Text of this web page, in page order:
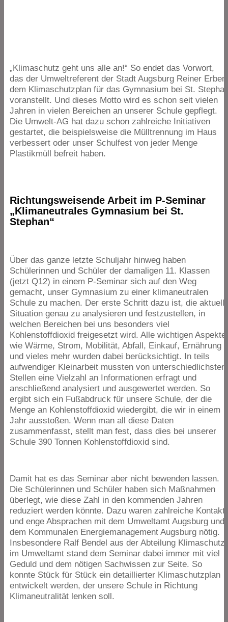
„Klimaschutz geht uns alle an!“ So endet das Vorwort,
das der Umweltreferent der Stadt Augsburg Reiner Erben
dem Klimaschutzplan für das Gymnasium bei St.
voranstellt. Und dieses Motto wird es schon seit vielen
Jahren in vielen Bereichen an unserer Schule gepflegt.
Die Umwelt-AG hat dazu schon zahlreiche Initiativen
gestartet, die beispielsweise die Mülltrennung im Haus
verbessert oder unser Schulfest von jeder Menge
Plastikmüll befreit haben.
Richtungsweisende Arbeit im P‑Seminar
„Klimaneutrales Gymnasium bei St.
Stephan“
Über das ganze letzte Schuljahr hinweg haben
Schülerinnen und Schüler der damaligen 11. Klassen
(jetztQ12) in einem P‑Seminar sich auf den Weg
gemacht, unser Gymnasium zu einer klimaneutralen
Schule zu machen. Der erste Schritt dazu ist, die
Situation genau zu analysieren und festzustellen, in
welchen Bereichen bei uns besonders viel
Kohlenstoffdioxid freigesetzt wird. Alle wichtigen Aspekte
wie Wärme, Strom, Mobilität, Abfall, Einkauf, Ernährung
und vieles mehr wurden dabei berücksichtigt. In teils
aufwendiger Kleinarbeit mussten von unterschiedlichsten
Stellen eine Vielzahl an Informationen erfragt und
anschließend analysiert und ausgewertet werden. So
ergibt sich ein Fußabdruck für unsere Schule, der die
Menge an Kohlenstoffdioxid wiedergibt, die wir in einem
Jahr ausstoßen. Wenn man all diese Daten
zusammenfasst, stellt man fest, dass dies bei unserer
Schule390 Tonnen Kohlenstoffdioxid sind.
Damit hat es das Seminar aber nicht bewenden lassen.
Die Schülerinnen und Schüler haben sich Maßnahmen
überlegt, wie diese Zahl in den kommenden Jahren
reduziert werden könnte. Dazu waren zahlreiche
und enge Absprachen mit dem Umweltamt Augsburg und
dem Kommunalen Energiemanagement Augsburg nötig.
Insbesondere Ralf Bendel aus der Abteilung Klimaschutz
im Umweltamt stand dem Seminar dabei immer mit viel
Geduld und dem nötigen Sachwissen zur Seite. So
konnte Stück für Stück ein detaillierter Klimaschutzplan
entwickelt werden, der unsere Schule in Richtung
Klimaneutralität lenken soll.